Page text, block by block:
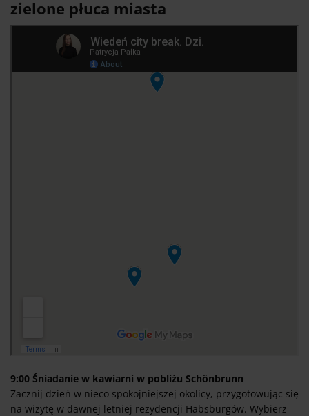
zielone płuca miasta
9:00 Śniadanie w kawiarni w pobliżu Schönbrunn
Zacznij dzień w nieco spokojniejszej okolicy, przygotowując się
na wizytę w dawnej letniej rezydencji Habsburgów. Wybierz